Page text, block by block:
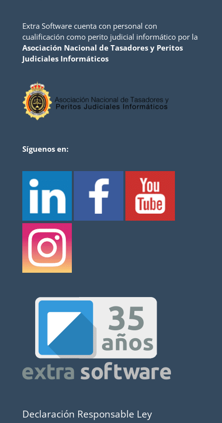
Extra Software cuenta con personal con
cualificación como perito judicial informático por la
Asociación Nacional de Tasadores y Peritos
Judiciales Informáticos
Síguenos en:
Declaración Responsable Ley